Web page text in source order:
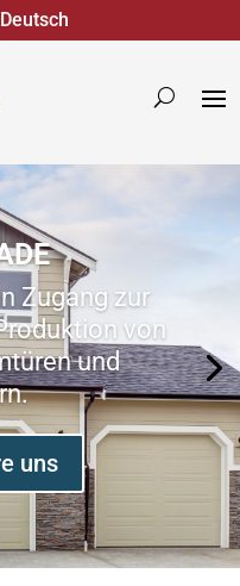
Deutsch
Zugang zur
von
und
uns